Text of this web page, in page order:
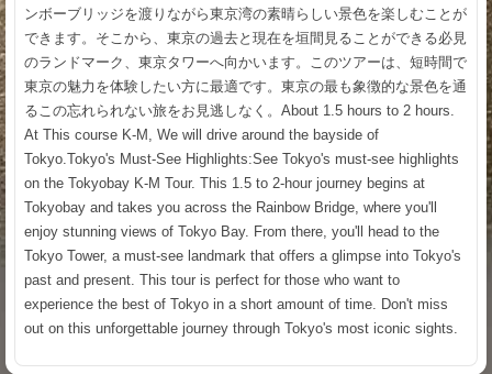
ンボーブリッジを渡りながら東京湾の素晴らしい景色を楽しむことが
できます。そこから、東京の過去と現在を垣間見ることができる必見
のランドマーク、東京タワーへ向かいます。このツアーは、短時間で
東京の魅力を体験したい方に最適です。東京の最も象徴的な景色を通
るこの忘れられない旅をお見逃しなく。About 1.5 hours to 2 hours.
At This course K-M, We will drive around the bayside of
Tokyo.Tokyo's Must-See Highlights:See Tokyo's must-see highlights
on the Tokyobay K-M Tour. This 1.5 to 2-hour journey begins at
Tokyobay and takes you across the Rainbow Bridge, where you'll
enjoy stunning views of Tokyo Bay. From there, you'll head to the
Tokyo Tower, a must-see landmark that offers a glimpse into Tokyo's
past and present. This tour is perfect for those who want to
experience the best of Tokyo in a short amount of time. Don't miss
out on this unforgettable journey through Tokyo's most iconic sights.